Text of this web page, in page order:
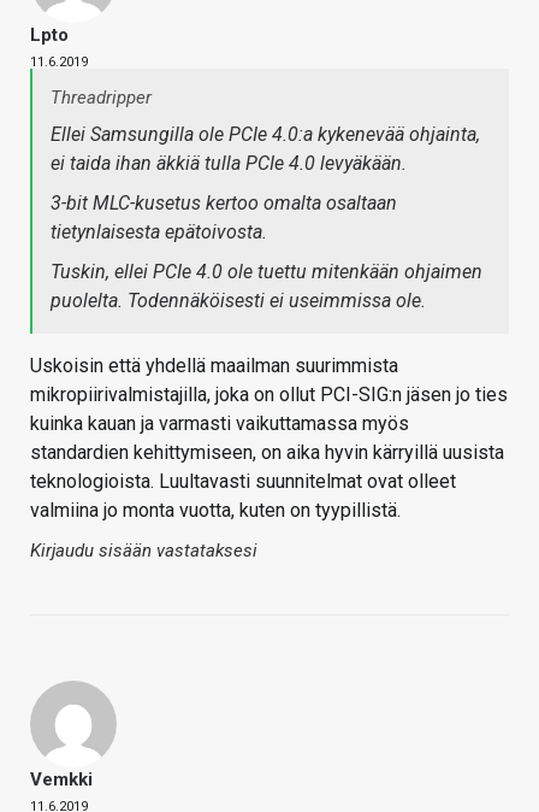
Lpto
11.6.2019
Threadripper
Ellei Samsungilla ole PCIe 4.0:a kykenevää ohjainta,
ei taida ihan äkkiä tulla PCIe 4.0 levyäkään.
3-bit MLC-kusetus kertoo omalta osaltaan
tietynlaisesta epätoivosta.
Tuskin, ellei PCIe 4.0 ole tuettu mitenkään ohjaimen
puolelta. Todennäköisesti ei useimmissa ole.
Uskoisin että yhdellä maailman suurimmista
mikropiirivalmistajilla, joka on ollut PCI-SIG:n jäsen jo ties
kuinka kauan ja varmasti vaikuttamassa myös
standardien kehittymiseen, on aika hyvin kärryillä uusista
teknologioista. Luultavasti suunnitelmat ovat olleet
valmiina jo monta vuotta, kuten on tyypillistä.
Kirjaudu sisään vastataksesi
Vemkki
11.6.2019